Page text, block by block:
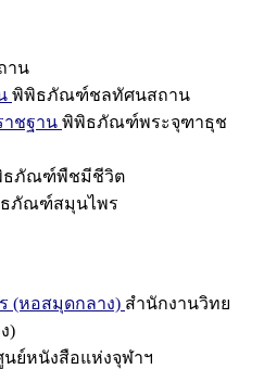
าน
พิพิธภัณฑ์ชลทัศนสถาน
ชฐาน พิพิธภัณฑ์พระจุฑาธุช
ธภัณฑ์พืชมีชีวิต
ภัณฑ์สมุนไพร
(หอสมุดกลาง) สำนักงานวิทย
)
นย์หนังสือแห่งจุฬาฯ